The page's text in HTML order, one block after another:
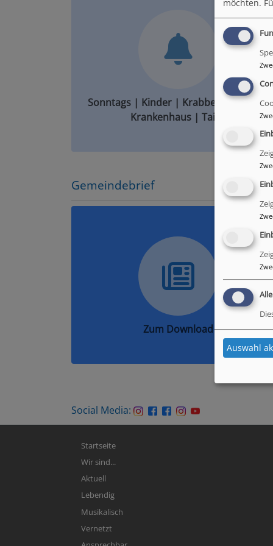
Sonntags | Kinder | Krabbel | Jugend |
Krankenhaus | Taizé
Gemeindebrief
Zum Download
Social Media:
Hauptnavigation
Startseite
Wir sind...
Aktuell
Lebendig
Musikalisch
Vernetzt
möchten.
Auswahl